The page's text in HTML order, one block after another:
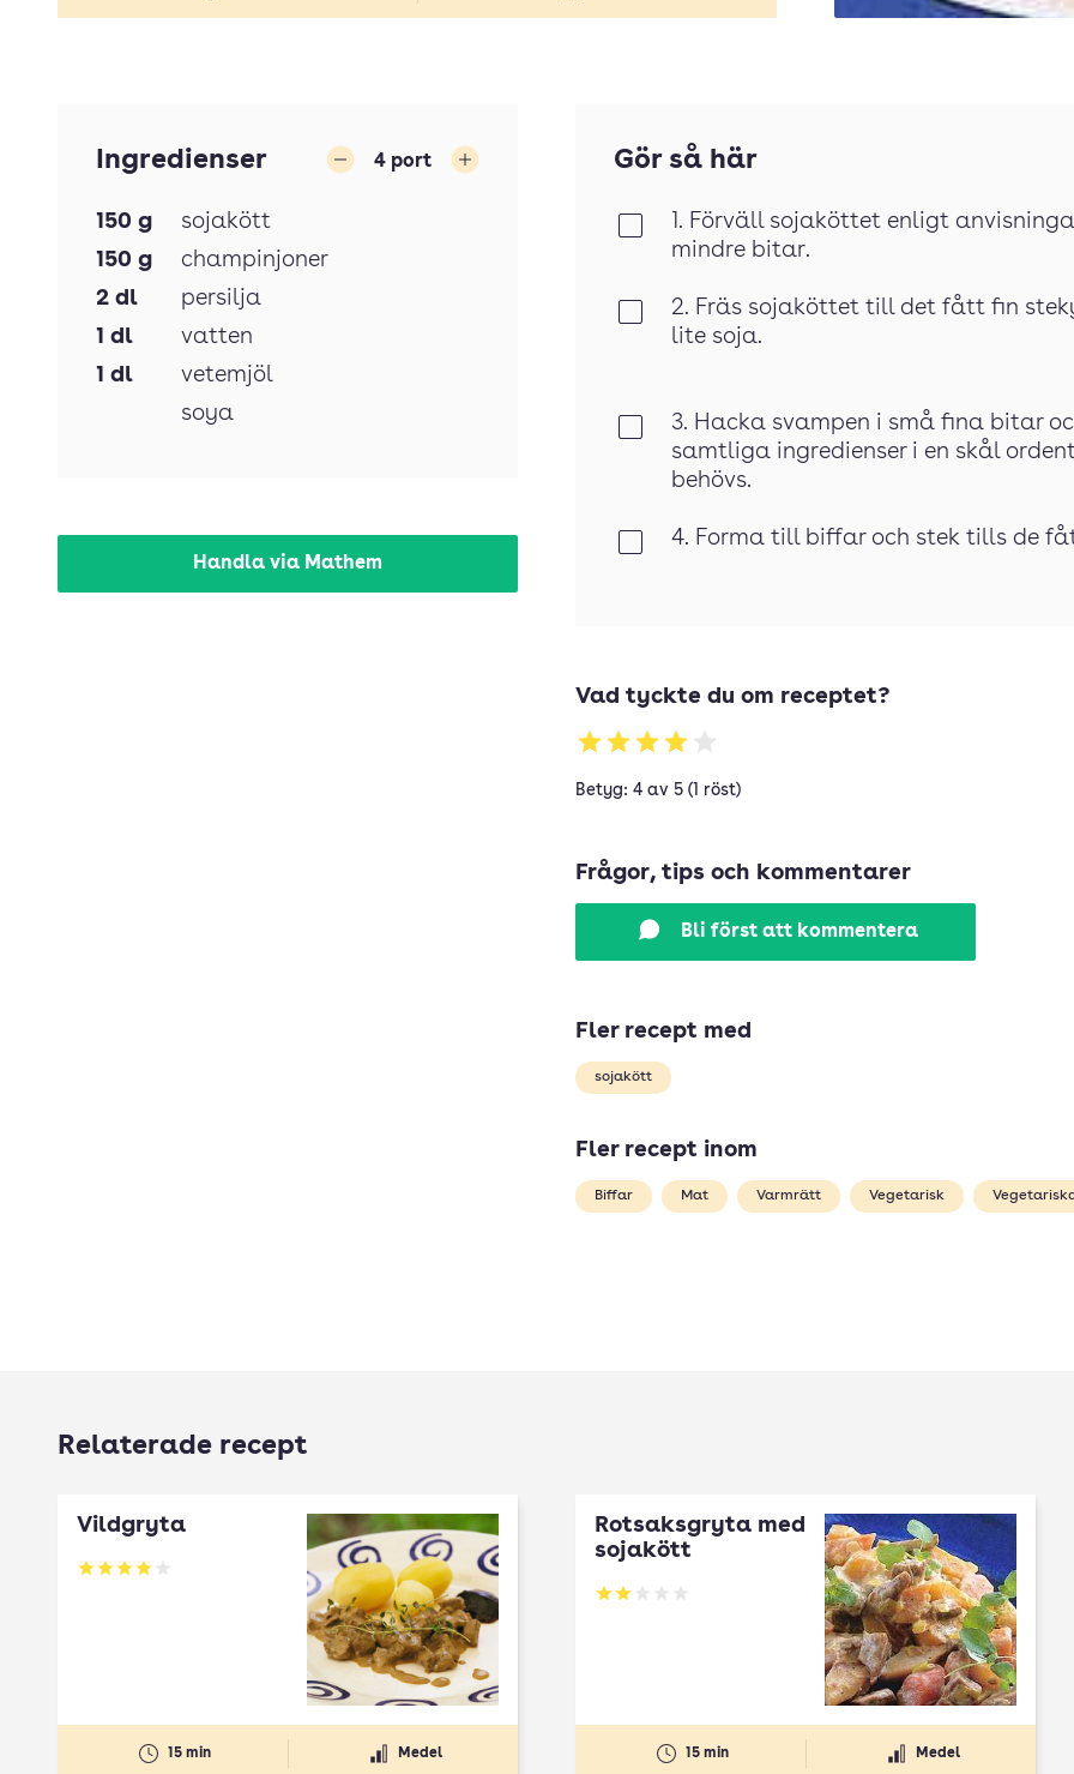
Ingredienser 4 port
150 g
sojakött
150 g
champinjoner
2 dl
persilja
1 dl
vatten
1 dl
vetemjöl
soya
Handla via Mathem
Gör så här
1. Förväll sojaköttet enligt
mindre bitar.
2. Fräs sojaköttet till det fått fin
lite soja.
3. Hacka svampen i små fina bitar
samtliga ingredienser i en skål
behövs.
4. Forma till biffar och stek tills de
Vad tyckte du om receptet?
Betyg: 4 av 5 (1 röst)
Frågor, tips och kommentarer
Bli först att kommentera
Fler recept med
sojakött
Fler recept inom
Biffar Mat Varmrätt Vegetarisk
Relaterade recept
Vildgryta
Betyg: 4 av 5
15 min Medel
Rotsaksgryta med
sojakött
Betyg: 2 av 5
15 min Medel